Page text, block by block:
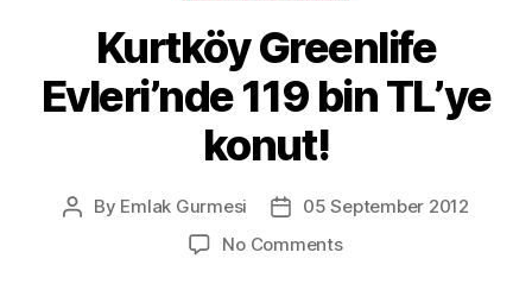
Kurtköy Greenlife
Evleri’nde 119 bin TL’ye
konut!
Post
By Emlak Gurmesi
Post05 September 2012
No Commentson